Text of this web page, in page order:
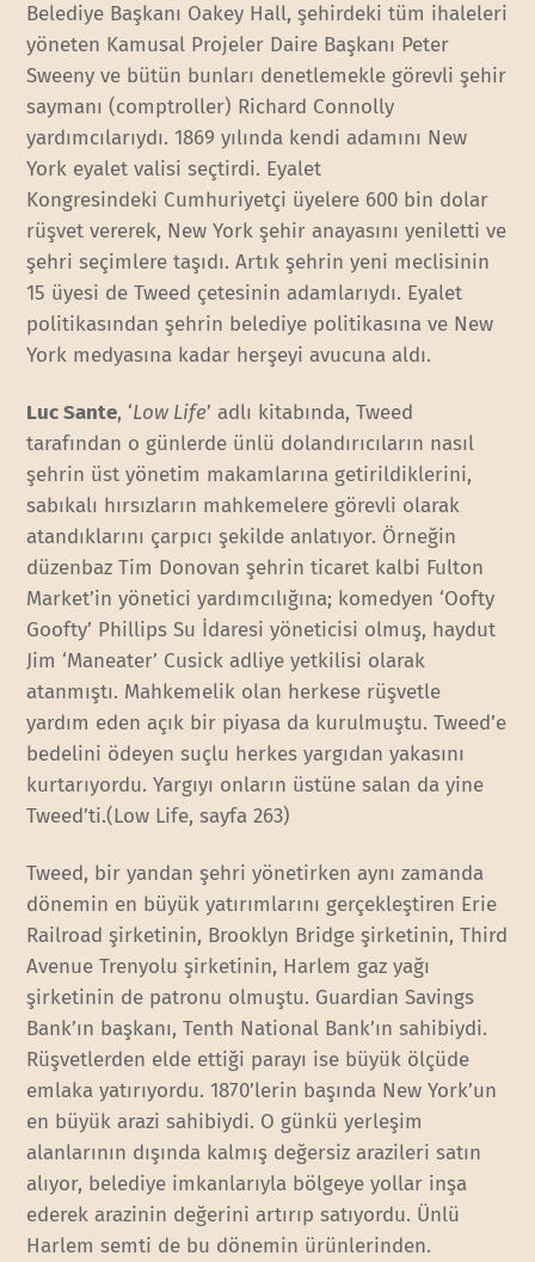
Belediye Başkanı Oakey Hall, şehirdeki tüm ihaleleri
yöneten Kamusal Projeler Daire Başkanı Peter
Sweeny ve bütün bunları denetlemekle görevli şehir
saymanı (comptroller) Richard Connolly
yardımcılarıydı. 1869 yılında kendi adamını New
York eyalet valisi seçtirdi. Eyalet
Kongresindeki Cumhuriyetçi üyelere 600 bin dolar
rüşvet vererek, New York şehir anayasını yeniletti ve
şehri seçimlere taşıdı. Artık şehrin yeni meclisinin
15 üyesi de Tweed çetesinin adamlarıydı. Eyalet
politikasından şehrin belediye politikasına ve New
York medyasına kadar herşeyi avucuna aldı.
Luc Sante, ‘Low Life’ adlı kitabında, Tweed
tarafından o günlerde ünlü dolandırıcıların nasıl
şehrin üst yönetim makamlarına getirildiklerini,
sabıkalı hırsızların mahkemelere görevli olarak
atandıklarını çarpıcı şekilde anlatıyor. Örneğin
düzenbaz Tim Donovan şehrin ticaret kalbi Fulton
Market’in yönetici yardımcılığına; komedyen ‘Oofty
Goofty’ Phillips Su İdaresi yöneticisi olmuş, haydut
Jim ‘Maneater’ Cusick adliye yetkilisi olarak
atanmıştı. Mahkemelik olan herkese rüşvetle
yardım eden açık bir piyasa da kurulmuştu. Tweed’e
bedelini ödeyen suçlu herkes yargıdan yakasını
kurtarıyordu. Yargıyı onların üstüne salan da yine
Tweed’ti.(Low Life, sayfa 263)
Tweed, bir yandan şehri yönetirken aynı zamanda
dönemin en büyük yatırımlarını gerçekleştiren Erie
Railroad şirketinin, Brooklyn Bridge şirketinin, Third
Avenue Trenyolu şirketinin, Harlem gaz yağı
şirketinin de patronu olmuştu. Guardian Savings
Bank’ın başkanı, Tenth National Bank’ın sahibiydi.
Rüşvetlerden elde ettiği parayı ise büyük ölçüde
emlaka yatırıyordu. 1870’lerin başında New York’un
en büyük arazi sahibiydi. O günkü yerleşim
alanlarının dışında kalmış değersiz arazileri satın
alıyor, belediye imkanlarıyla bölgeye yollar inşa
ederek arazinin değerini artırıp satıyordu. Ünlü
Harlem semti de bu dönemin ürünlerinden.